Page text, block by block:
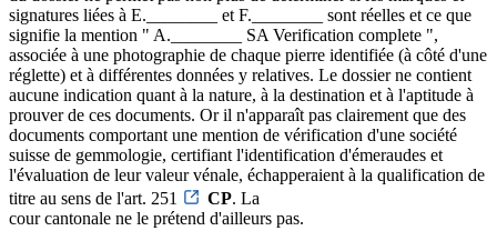
signatures liées à E.________ et F.________ sont réelles et ce que
signifie la mention " A.________ SA Verification complete ",
associée à une photographie de chaque pierre identifiée (à côté d'une
réglette) et à différentes données y relatives. Le dossier ne contient
aucune indication quant à la nature, à la destination et à l'aptitude à
prouver de ces documents. Or il n'apparaît pas clairement que des
documents comportant une mention de vérification d'une société
suisse de gemmologie, certifiant l'identification d'émeraudes et
l'évaluation de leur valeur vénale, échapperaient à la qualification de
titre au sens de l'art. 251
CP. La
cour cantonale ne le prétend d'ailleurs pas.